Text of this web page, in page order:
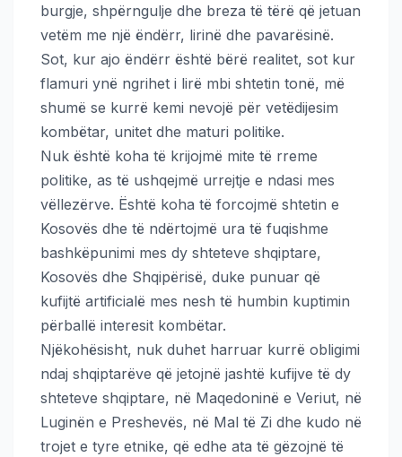
burgje, shpërngulje dhe breza të tërë që jetuan
vetëm me një ëndërr, lirinë dhe pavarësinë.
Sot, kur ajo ëndërr është bërë realitet, sot kur
flamuri ynë ngrihet i lirë mbi shtetin tonë, më
shumë se kurrë kemi nevojë për vetëdijesim
kombëtar, unitet dhe maturi politike.
Nuk është koha të krijojmë mite të rreme
politike, as të ushqejmë urrejtje e ndasi mes
vëllezërve. Është koha të forcojmë shtetin e
Kosovës dhe të ndërtojmë ura të fuqishme
bashkëpunimi mes dy shteteve shqiptare,
Kosovës dhe Shqipërisë, duke punuar që
kufijtë artificialë mes nesh të humbin kuptimin
përballë interesit kombëtar.
Njëkohësisht, nuk duhet harruar kurrë obligimi
ndaj shqiptarëve që jetojnë jashtë kufijve të dy
shteteve shqiptare, në Maqedoninë e Veriut, në
Luginën e Preshevës, në Mal të Zi dhe kudo në
trojet e tyre etnike, që edhe ata të gëzojnë të